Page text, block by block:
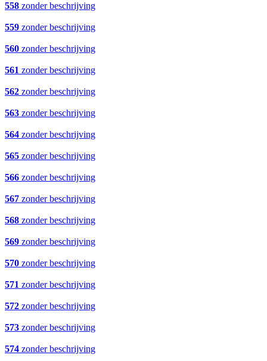
558 zonder beschrijving
559 zonder beschrijving
560 zonder beschrijving
561 zonder beschrijving
562 zonder beschrijving
563 zonder beschrijving
564 zonder beschrijving
565 zonder beschrijving
566 zonder beschrijving
567 zonder beschrijving
568 zonder beschrijving
569 zonder beschrijving
570 zonder beschrijving
571 zonder beschrijving
572 zonder beschrijving
573 zonder beschrijving
574 zonder beschrijving